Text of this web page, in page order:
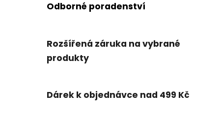
Odborné poradenství
Rozšířená záruka na vybrané
produkty
Dárek k objednávce nad 499 Kč